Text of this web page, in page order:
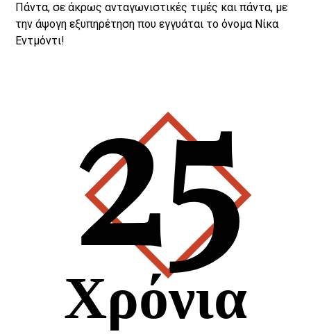
Πάντα, σε άκρως ανταγωνιστικές τιμές και πάντα, με
την άψογη εξυπηρέτηση που εγγυάται το όνομα Νίκα
Εντμόντι!
25
Χρόνια